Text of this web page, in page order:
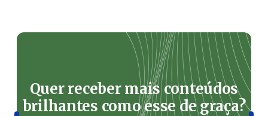
Quer receber mais conteúdos
brilhantes como esse de graça?